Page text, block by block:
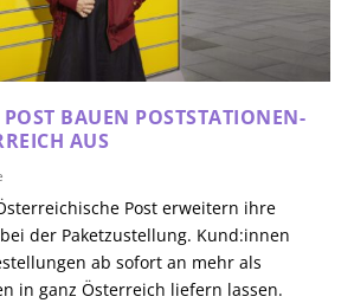
BAUEN POSTSTATIONEN-
AUS
Post erweitern ihre
der Paketzustellung. Kund:innen
ab sofort an mehr als
in ganz Österreich liefern lassen.